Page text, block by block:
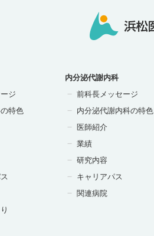
ジ
特色
内分泌代謝内科
前科長メッセージ
内分泌代謝内科の特色
医師紹介
業績
研究内容
キャリアパス
関連病院